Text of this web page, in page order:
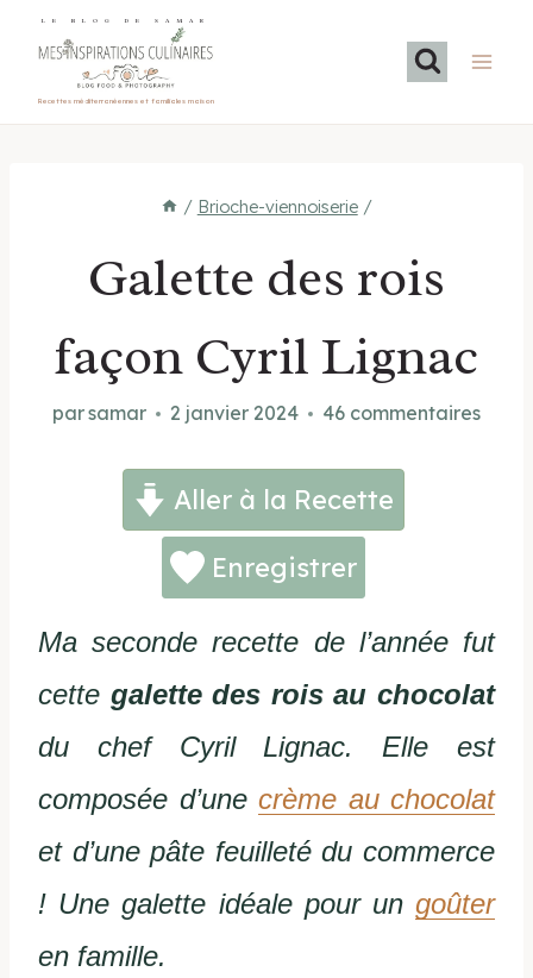
LE BLOG DE SAMAR
Recettes méditerranéennes et familiales maison
/ Brioche-viennoiserie /
Galette des rois
façon Cyril Lignac
parsamar 2 janvier 2024 46 commentaires
Aller à la Recette
Enregistrer
Ma seconde recette de l’année fut
cette galette des rois au chocolat
du chef Cyril Lignac. Elle est
composée d’une crème au chocolat
et d’une pâte feuilleté du commerce
! Une galette idéale pour un goûter
en famille.